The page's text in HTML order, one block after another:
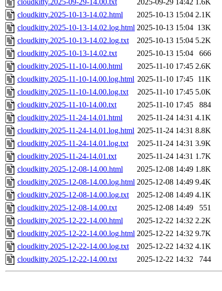
cloudkitty.2025-09-29-14.00.txt
2025-09-29 14:42 1.6K
cloudkitty.2025-10-13-14.02.html
2025-10-13 15:04 2.1K
cloudkitty.2025-10-13-14.02.log.html 2025-10-13 15:04 13K
cloudkitty.2025-10-13-14.02.log.txt
2025-10-13 15:04 5.2K
cloudkitty.2025-10-13-14.02.txt
2025-10-13 15:04
666
cloudkitty.2025-11-10-14.00.html
2025-11-10 17:45 2.6K
cloudkitty.2025-11-10-14.00.log.html 2025-11-10 17:45 11K
cloudkitty.2025-11-10-14.00.log.txt
2025-11-10 17:45 5.0K
cloudkitty.2025-11-10-14.00.txt
2025-11-10 17:45
884
cloudkitty.2025-11-24-14.01.html
2025-11-24 14:31 4.1K
cloudkitty.2025-11-24-14.01.log.html 2025-11-24 14:31 8.8K
cloudkitty.2025-11-24-14.01.log.txt
2025-11-24 14:31 3.9K
cloudkitty.2025-11-24-14.01.txt
2025-11-24 14:31 1.7K
cloudkitty.2025-12-08-14.00.html
2025-12-08 14:49 1.8K
cloudkitty.2025-12-08-14.00.log.html 2025-12-08 14:49 9.4K
cloudkitty.2025-12-08-14.00.log.txt
2025-12-08 14:49 4.1K
cloudkitty.2025-12-08-14.00.txt
2025-12-08 14:49
551
cloudkitty.2025-12-22-14.00.html
2025-12-22 14:32 2.2K
cloudkitty.2025-12-22-14.00.log.html 2025-12-22 14:32 9.7K
cloudkitty.2025-12-22-14.00.log.txt
2025-12-22 14:32 4.1K
cloudkitty.2025-12-22-14.00.txt
2025-12-22 14:32 744